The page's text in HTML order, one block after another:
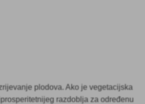
plodova. Ako je vegetacijska
razdoblja za određenu